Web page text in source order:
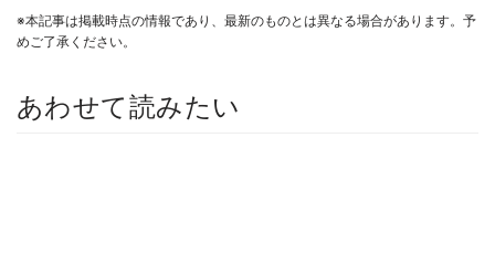
※本記事は掲載時点の情報であり、最新のものとは異なる場合があります。予
めご了承ください。
あわせて読みたい